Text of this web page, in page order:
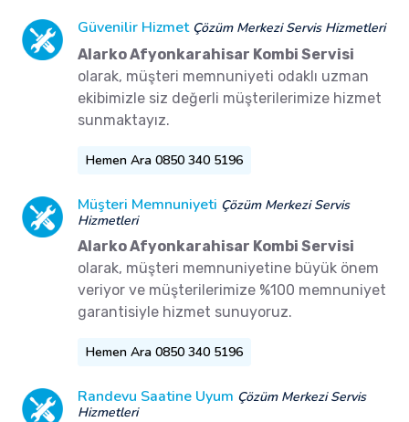
Güvenilir Hizmet Çözüm Merkezi Servis Hizmetleri
Alarko Afyonkarahisar Kombi Servisi
olarak, müşteri memnuniyeti odaklı uzman
ekibimizle siz değerli müşterilerimize hizmet
sunmaktayız.
Hemen Ara 0850 340 5196
Müşteri Memnuniyeti Çözüm Merkezi Servis
Hizmetleri
Alarko Afyonkarahisar Kombi Servisi
olarak, müşteri memnuniyetine büyük önem
veriyor ve müşterilerimize %100 memnuniyet
garantisiyle hizmet sunuyoruz.
Hemen Ara 0850 340 5196
Randevu Saatine Uyum Çözüm Merkezi Servis
Hizmetleri